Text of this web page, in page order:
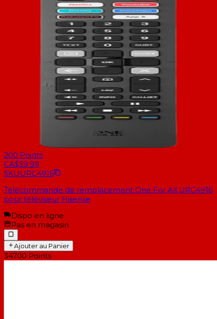
200 Points
CA$39.99
SKUURC4916
Télécommande de remplacement One For All URC4916
pour téléviseur Hisense
Dispo en ligne
Pas en magasin
Ajouter au Panier
34700 Points